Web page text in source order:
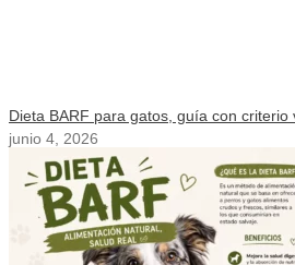
Dieta BARF para gatos, guía con criterio
junio 4, 2026